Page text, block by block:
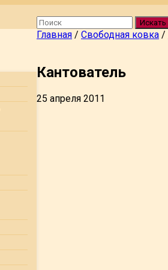
Искать
Главная / Свободная ковка /
Кантователь
25 апреля 2011